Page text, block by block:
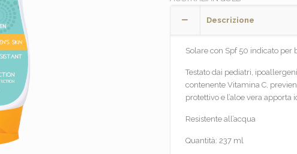
Descrizione
Solare con Spf 50 indicato per
Testato dai pediatri,
contenente Vitamina C,
protettivo e l’aloe vera
Resistente all’acqua
Quantità: 237 ml